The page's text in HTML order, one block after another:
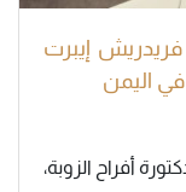
إيبرت
في اليمن
أفراح الزوبة،